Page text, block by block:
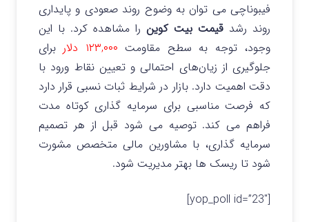
فیبوناچی می‌ توان به وضوح روند صعودی و پایداری
روند رشد قیمت بیت‌ کوین را مشاهده کرد. با این
وجود، توجه به سطح مقاومت ۱۲۳,۰۰۰ دلار
برای
جلوگیری از زیان‌های احتمالی و تعیین نقاط ورود با
دقت اهمیت دارد. بازار در شرایط ثبات نسبی قرار دارد
که فرصت مناسبی برای سرمایه‌ گذاری کوتاه‌ مدت
فراهم می‌ کند. توصیه می‌ شود قبل از هر تصمیم
سرمایه‌ گذاری، با مشاورین مالی متخصص مشورت
شود تا ریسک‌ ها بهتر مدیریت شود.
[yop_poll id=”23″]